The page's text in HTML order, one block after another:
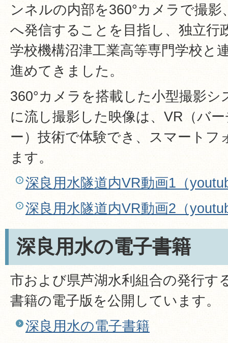
ンネルの内部を360°カメラで撮影
へ発信することを目指し、独立行
学校機構沼津工業高等専門学校と
進めてきました。
360°カメラを搭載した小型撮影
に流し撮影した映像は、VR（バ
ー）技術で体験でき、スマートフ
ます。
深良用水隧道内VR動画1（
深良用水隧道内VR動画2（
深良用水の電子書籍
市および県芦湖水利組合の発行す
書籍の電子版を公開しています。
深良用水の電子書籍